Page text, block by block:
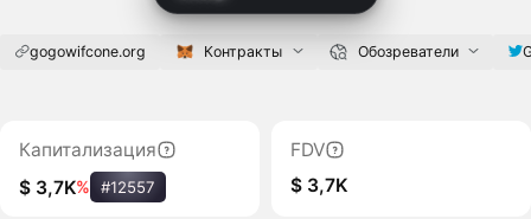
gogowifcone.org Контракты Обозреватели
Капитализация
$ 3,7K% #12557
FDV
$ 3,7K